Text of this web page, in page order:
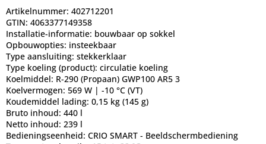
Artikelnummer: 402712201
GTIN: 4063377149358
Installatie-informatie: bouwbaar op sokkel
Opbouwopties: insteekbaar
Type aansluiting: stekkerklaar
Type koeling (product): circulatie koeling
Koelmiddel: R-290 (Propaan) GWP100 AR5 3
Koelvermogen: 569 W | -10 °C (VT)
Koudemiddel lading: 0,15 kg (145 g)
Bruto inhoud: 440 l
Netto inhoud: 239 l
Bedieningseenheid: CRIO SMART - Beeldschermbediening